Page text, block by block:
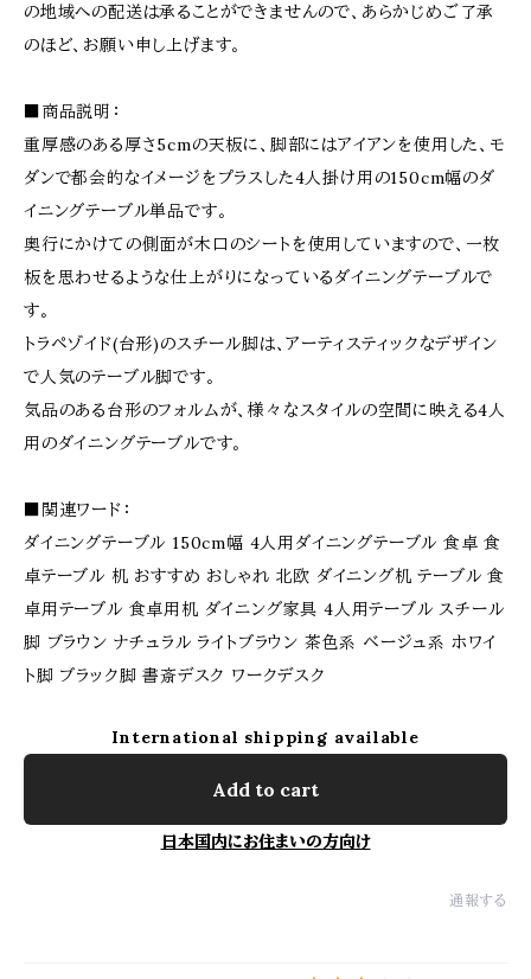
の地域への配送は承ることができませんので、あらかじめご了承
のほど、お願い申し上げます。
■商品説明：
重厚感のある厚さ5cmの天板に、脚部にはアイアンを使用した、モ
ダンで都会的なイメージをプラスした4人掛け用の150cm幅のダ
イニングテーブル単品です。
奥行にかけての側面が木口のシートを使用していますので、一枚
板を思わせるような仕上がりになっているダイニングテーブルで
す。
トラペゾイド(台形)のスチール脚は、アーティスティックなデザイン
で人気のテーブル脚です。
気品のある台形のフォルムが、様々なスタイルの空間に映える4人
用のダイニングテーブルです。
■関連ワード：
ダイニングテーブル 150cm幅 4人用ダイニングテーブル 食卓 食
卓テーブル 机 おすすめ おしゃれ 北欧 ダイニング机 テーブル 食
卓用テーブル 食卓用机 ダイニング家具 4人用テーブル スチール
脚 ブラウン ナチュラル ライトブラウン 茶色系 ベージュ系 ホワイ
ト脚 ブラック脚 書斎デスク ワークデスク
International shipping available
Add to cart
日本国内にお住まいの方向け
通報する